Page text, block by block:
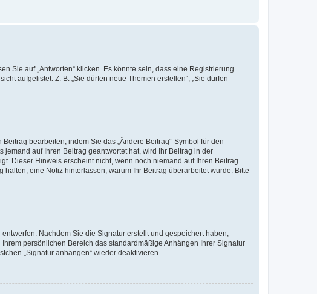
Sie auf „Antworten“ klicken. Es könnte sein, dass eine Registrierung
aufgelistet. Z. B. „Sie dürfen neue Themen erstellen“, „Sie dürfen
bearbeiten, indem Sie das „Ändere Beitrag“-Symbol für den
auf Ihren Beitrag geantwortet hat, wird Ihr Beitrag in der
Dieser Hinweis erscheint nicht, wenn noch niemand auf Ihren Beitrag
eine Notiz hinterlassen, warum Ihr Beitrag überarbeitet wurde. Bitte
Nachdem Sie die Signatur erstellt und gespeichert haben,
persönlichen Bereich das standardmäßige Anhängen Ihrer Signatur
„Signatur anhängen“ wieder deaktivieren.